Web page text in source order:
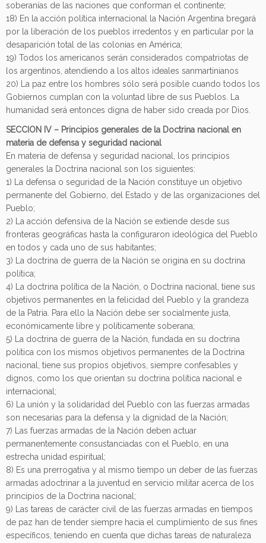
soberanías de las naciones que conforman el continente;
18) En la acción política internacional la Nación Argentina bregará
por la liberación de los pueblos irredentos y en particular por la
desaparición total de las colonias en América;
19) Todos los americanos serán considerados compatriotas de
los argentinos, atendiendo a los altos ideales sanmartinianos
20) La paz entre los hombres sólo será posible cuando todos los
Gobiernos cumplan con la voluntad libre de sus Pueblos. La
humanidad será entonces digna de haber sido creada por Dios.
SECCION IV – Principios generales de la Doctrina nacional en
materia de defensa y seguridad nacional
En materia de defensa y seguridad nacional, los principios
generales la Doctrina nacional son los siguientes:
1) La defensa o seguridad de la Nación constituye un objetivo
permanente del Gobierno, del Estado y de las organizaciones del
Pueblo;
2) La acción defensiva de la Nación se extiende desde sus
fronteras geográficas hasta la configuraron ideológica del Pueblo
en todos y cada uno de sus habitantes;
3) La doctrina de guerra de la Nación se origina en su doctrina
política;
4) La doctrina política de la Nación, o Doctrina nacional, tiene sus
objetivos permanentes en la felicidad del Pueblo y la grandeza
de la Patria. Para ello la Nación debe ser socialmente justa,
económicamente libre y políticamente soberana;
5) La doctrina de guerra de la Nación, fundada en su doctrina
política con los mismos objetivos permanentes de la Doctrina
nacional, tiene sus propios objetivos, siempre confesables y
dignos, como los que orientan su doctrina política nacional e
internacional;
6) La unión y la solidaridad del Pueblo con las fuerzas armadas
son necesarias para la defensa y la dignidad de la Nación;
7) Las fuerzas armadas de la Nación deben actuar
permanentemente consustanciadas con el Pueblo, en una
estrecha unidad espiritual;
8) Es una prerrogativa y al mismo tiempo un deber de las fuerzas
armadas adoctrinar a la juventud en servicio militar acerca de los
principios de la Doctrina nacional;
9) Las tareas de carácter civil de las fuerzas armadas en tiempos
de paz han de tender siempre hacia el cumplimiento de sus fines
específicos, teniendo en cuenta que dichas tareas de naturaleza